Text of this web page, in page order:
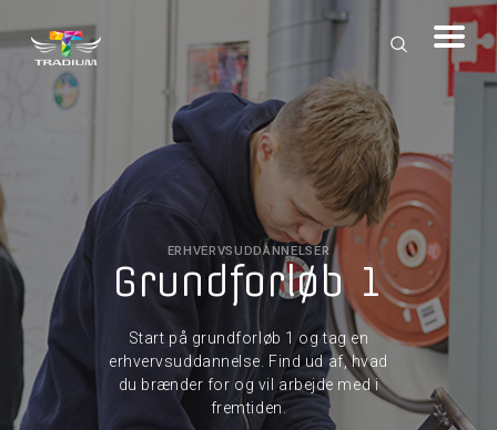
ERHVERVSUDDANNELSER
Grundforløb 1
Start på grundforløb 1 og tag en
erhvervsuddannelse. Find ud af, hvad
du brænder for og vil arbejde med i
fremtiden.